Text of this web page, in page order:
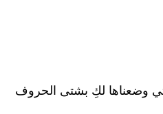
وضعناها لكِ بشتى الحروف